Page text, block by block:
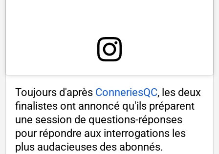
Toujours d'après ConneriesQC, les deux
finalistes ont annoncé qu'ils préparent
une session de questions-réponses
pour répondre aux interrogations les
plus audacieuses des abonnés.